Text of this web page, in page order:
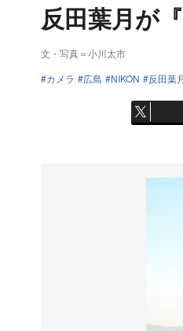
反田葉月が
文・写真＝小川太市
カメラ
広島 NIKON 反田葉